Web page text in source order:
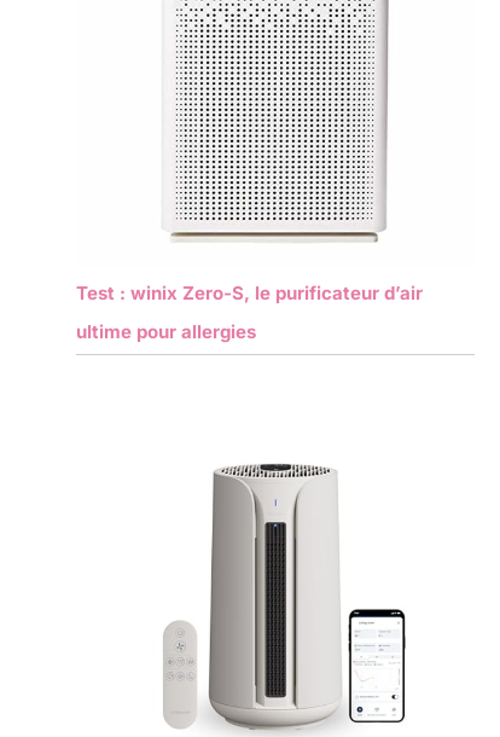
Test : winix Zero-S, le purificateur d’air
ultime pour allergies